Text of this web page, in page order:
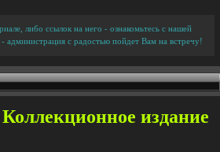
либо ссылок на него - ознакомьтесь с нашей
администрация с радостью пойдет Вам на встречу!
издание